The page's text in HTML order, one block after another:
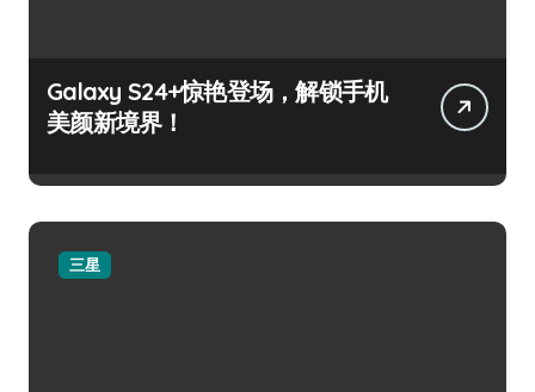
Galaxy S24+惊艳登场，解锁手机
美颜新境界！
三星